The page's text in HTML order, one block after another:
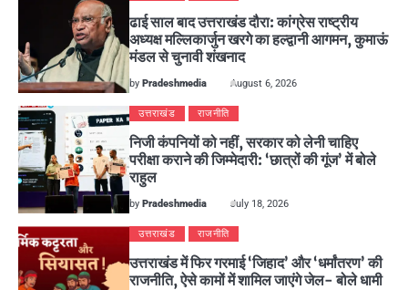
ढाई साल बाद उत्तराखंड दौरा: कांग्रेस राष्ट्रीय
अध्यक्ष मल्लिकार्जुन खरगे का हल्द्वानी आगमन, कुमाऊं
मंडल से चुनावी शंखनाद
byPradeshmedia August 6, 2026
उत्तराखंड राजनीति
निजी कंपनियों को नहीं, सरकार को लेनी चाहिए
परीक्षा कराने की जिम्मेदारी: ‘छात्रों की गूंज’ में बोले
राहुल
byPradeshmedia July 18, 2026
उत्तराखंड राजनीति
उत्तराखंड में फिर गरमाई ‘जिहाद’ और ‘धर्मांतरण’ की
राजनीति, ऐसे कामों में शामिल जाएंगे जेल- बोले धामी